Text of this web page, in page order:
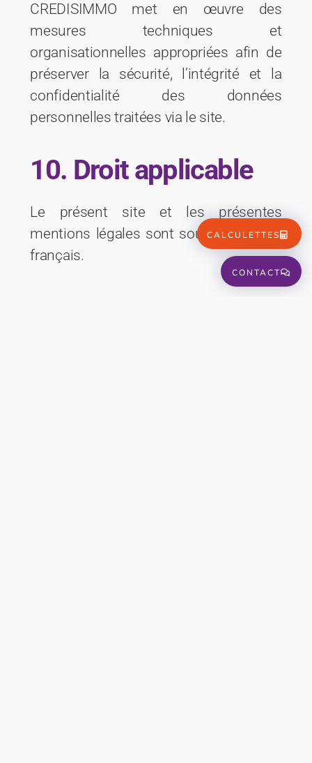
CALCULETTES
CONTACT
CREDISIMMO met en œuvre des
mesures techniques et
organisationnelles appropriées afin de
préserver la sécurité, l’intégrité et la
confidentialité des données
personnelles traitées via le site.
10. Droit applicable
Le présent site et les présentes
mentions légales sont soumis au droit
français.